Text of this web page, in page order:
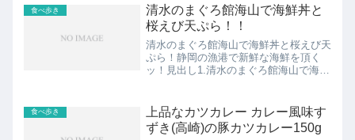
食べ歩き
清水のまぐろ館海山で海鮮丼と
桜えび天ぷら！！
清水のまぐろ館海山で海鮮丼と桜えび天
ぷら！静岡の漁港で新鮮な海鮮を頂く
ッ！見出し1.清水のまぐろ館海山で海鮮
(adsbygoogle = window.adsbygo...
食べ歩き
上品なカツカレー カレー風味す
ずき(高崎)の豚カツカレー150g